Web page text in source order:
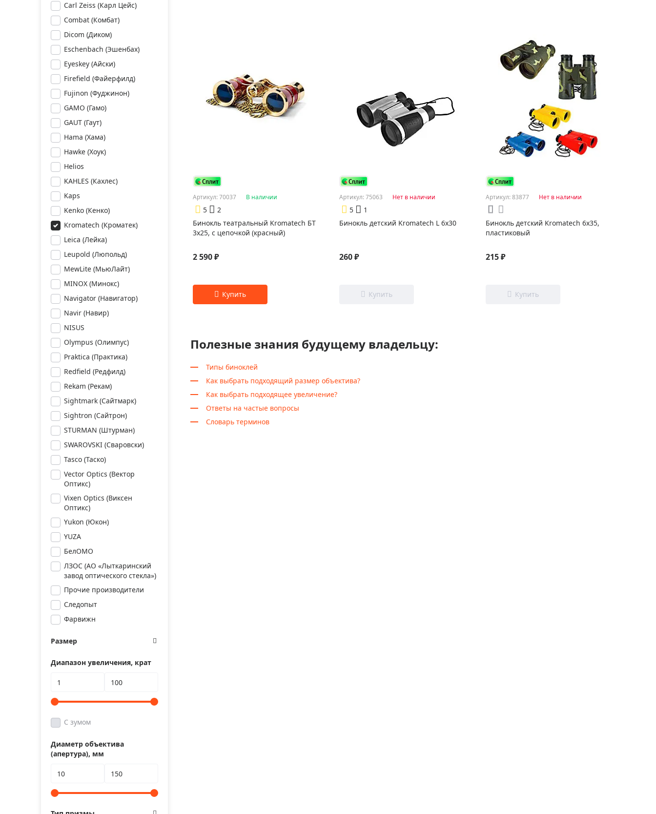
Carl Zeiss (Карл Цейс)
Combat (Комбат)
Dicom (Диком)
Eschenbach (Эшенбах)
Eyeskey (Айски)
Firefield (Файерфилд)
Fujinon (Фуджинон)
GAMO (Гамо)
GAUT (Гаут)
Hama (Хама)
Hawke (Хоук)
Helios
KAHLES (Кахлес)
Kaps
Kenko (Кенко)
Kromatech (Кроматек)
Leica (Лейка)
Leupold (Люпольд)
MewLite (МьюЛайт)
MINOX (Минокс)
Navigator (Навигатор)
Navir (Навир)
NISUS
Olympus (Олимпус)
Praktica (Практика)
Redfield (Редфилд)
Rekam (Рекам)
Sightmark (Сайтмарк)
Sightron (Сайтрон)
STURMAN (Штурман)
SWAROVSKI (Сваровски)
Tasco (Таско)
Vector Optics (Вектор
Оптикс)
Vixen Optics (Виксен
Оптикс)
Yukon (Юкон)
YUZA
БелОМО
ЛЗОС (АО «Лыткаринский
завод оптического стекла»)
Прочие производители
Следопыт
Фарвижн
Размер
Диапазон увеличения, крат
С зумом
Диаметр объектива
(апертура), мм
Артикул: 70037 В наличии
5
2
Бинокль театральный Kromatech БТ
3x25, с цепочкой (красный)
2 590 ₽
Артикул: 75063 Нет в наличии
5
1
Бинокль детский Kromatech L 6x30
260 ₽
Артикул: 83877 Нет в наличии
Бинокль детский Kromatech 6х35,
пластиковый
215 ₽
Полезные знания будущему владельцу:
Типы биноклей
Как выбрать подходящий размер объектива?
Как выбрать подходящее увеличение?
Ответы на частые вопросы
Словарь терминов